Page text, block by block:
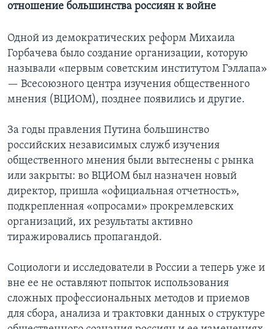
отношение большинства россиян к войне
Одной из демократических реформ Михаила
Горбачева было создание организации, которую
называли «первым советским институтом Гэллапа»
— Всесоюзного центра изучения общественного
мнения (ВЦИОМ), позднее появились и другие.
За годы правления Путина большинство
российских независимых служб изучения
общественного мнения были вытеснены с рынка
или закрыты: во ВЦИОМ был назначен новый
директор, пришла «официальная отчетность»,
подкрепленная «опросами» прокремлевских
организаций, их результаты активно
тиражировались пропагандой.
Социологи и исследователи в России а теперь уже и
вне ее не оставляют попыток использования
сложных профессиональных методов и приемов
для сбора, анализа и трактовки данных о структуре